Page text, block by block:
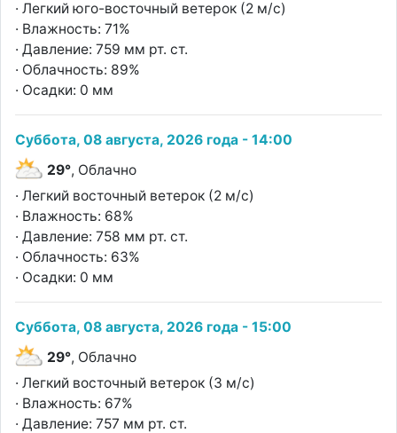
· Легкий юго-восточный ветерок (2 м/с)
· Влажность: 71%
· Давление: 759 мм рт. ст.
· Облачность: 89%
· Осадки: 0 мм
Суббота, 08 августа, 2026 года - 14:00
29°, Облачно
· Легкий восточный ветерок (2 м/с)
· Влажность: 68%
· Давление: 758 мм рт. ст.
· Облачность: 63%
· Осадки: 0 мм
Суббота, 08 августа, 2026 года - 15:00
29°, Облачно
· Легкий восточный ветерок (3 м/с)
· Влажность: 67%
· Давление: 757 мм рт. ст.